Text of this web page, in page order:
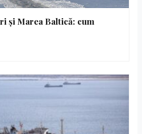
și Marea Baltică: cum